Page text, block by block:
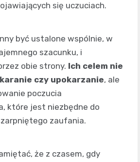
się uczuciach.
być ustalone wspólnie, w
szacunku, i
obie strony. Ich celem nie
czy upokarzanie, ale
poczucia
które jest niezbędne do
zaufania.
że z czasem, gdy